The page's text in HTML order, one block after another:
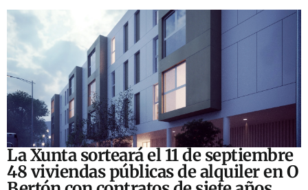
La Xunta sorteará el 11 de septiembre
48 viviendas públicas de alquiler en O